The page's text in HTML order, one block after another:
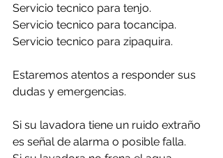
Servicio tecnico para tenjo.
Servicio tecnico para tocancipa.
Servicio tecnico para zipaquira.
Estaremos atentos a responder sus
dudas y emergencias.
Si su lavadora tiene un ruido extraño
es señal de alarma o posible falla.